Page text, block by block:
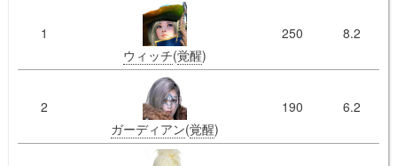
1
ウィッチ(覚醒)
250 8.2
2
ガーディアン(覚醒)
190 6.2